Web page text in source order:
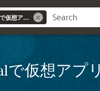
Oracle Cloud Infrastructure上のGO-Globalで仮想アプリケーションをデプロイします
で仮想ア